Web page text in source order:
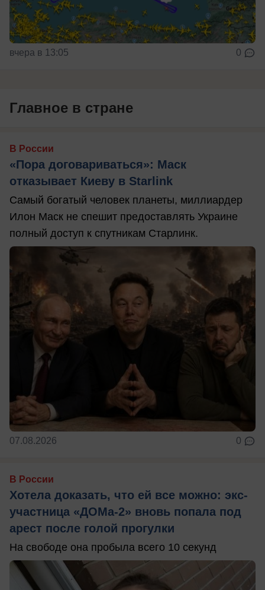
вчера в 13:05 0
Главное в стране
В России
«Пора договариваться»: Маск
отказывает Киеву в Starlink
Самый богатый человек планеты, миллиардер
Илон Маск не спешит предоставлять Украине
полный доступ к спутникам Старлинк.
07.08.2026 0
В России
Хотела доказать, что ей все можно: экс-
участница «ДОМа-2» вновь попала под
арест после голой прогулки
На свободе она пробыла всего 10 секунд